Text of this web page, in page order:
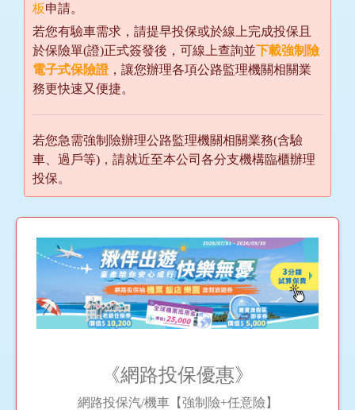
板申請。
若您有驗車需求，請提早投保或於線上完成投保且
於保險單(證)正式簽發後，可線上查詢並下載強制險
電子式保險證，讓您辦理各項公路監理機關相關業
務更快速又便捷。
若您急需強制險辦理公路監理機關相關業務(含驗
車、過戶等)，請就近至本公司各分支機構臨櫃辦理
投保。
《網路投保優惠》
網路投保汽/機車【強制險+任意險】